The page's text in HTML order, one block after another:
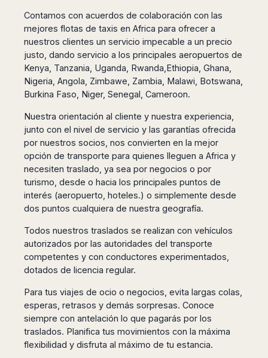
Bilbao
San
Sebastian
Vigo
Santiago
Compostela
Coruña
Valencia
Alicante
Castellón
Mallorca
Menorca
Ibiza
Jerez
Almeria
Malaga
Granada
Tenerife
Gran
Canaria
UK
Venice
(Gondola
Tours)
Verona
Bologna
Rimini
Florence
Perugia
Rome
Pescara
Naples
Olbia
Alghero
Bari
Brindisi
Lecce
Terme
Reggio
Calabria
Crotone
Catania
Amsterdam
Eindhoven
Rotterdam
The
Hague
Utrecht
Gothenburg
Lulea
Kalmar
Kiruna
Oslo
Copenaghen
Rovaniemi
Prague
Istanbul
Athens
Rhodes
Kos
Kuwait
Doha
Jeddah
Medina
Riyadh
Taif
Muscat
Asia
Bangkok
Puket
Krabi
Chiang
Mai
Pattaya
Phi
Cat
Bi
Hue
San
Francisco
Las
Vegas
Anchorage
Atlanta
Baltimore
Boston
Chicago
Columbus
Dallas
Detroit
Houston
Memphis
Phoenix
Portland
San
Diego
Washington
Honolulu
Indianapolis
Miami
Contamos con acuerdos de colaboración con las
mejores flotas de taxis en Africa para ofrecer a
nuestros clientes un servicio impecable a un precio
justo, dando servicio a los principales aeropuertos de
Kenya, Tanzania, Uganda, Rwanda,Ethiopia, Ghana,
Nigeria, Angola, Zimbawe, Zambia, Malawi, Botswana,
Burkina Faso, Niger, Senegal, Cameroon.
Nuestra orientación al cliente y nuestra experiencia,
junto con el nivel de servicio y las garantías ofrecida
por nuestros socios, nos convierten en la mejor
opción de transporte para quienes lleguen a Africa y
necesiten traslado, ya sea por negocios o por
turismo, desde o hacia los principales puntos de
interés (aeropuerto, hoteles.) o simplemente desde
dos puntos cualquiera de nuestra geografía.
Todos nuestros traslados se realizan con vehículos
autorizados por las autoridades del transporte
competentes y con conductores experimentados,
dotados de licencia regular.
Para tus viajes de ocio o negocios, evita largas colas,
esperas, retrasos y demás sorpresas. Conoce
siempre con antelación lo que pagarás por los
traslados. Planifica tus movimientos con la máxima
flexibilidad y disfruta al máximo de tu estancia.